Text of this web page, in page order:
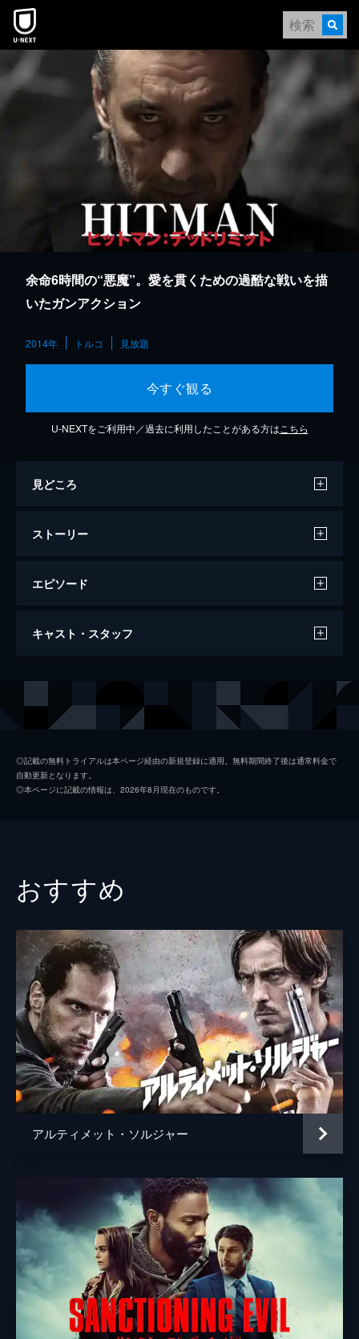
本文へスキップ
余命6時間の“悪魔”。愛を貫くための過酷な戦いを描
いたガンアクション
2014年 トルコ 見放題
今すぐ観る
U-NEXTをご利用中／過去に利用したことがある方は こちら
見どころ
ストーリー
エピソード
ヒットマン：デッドリミット
キャスト・スタッフ
チュネイト・アルキン
音楽
◎記載の無料トライアルは本ページ経由の新規登録に適用。無料期間終了後は通常料金で
自動更新となります。
◎本ページに記載の情報は、2026年8月現在のものです。
おすすめ
アルティメット・ソルジャー